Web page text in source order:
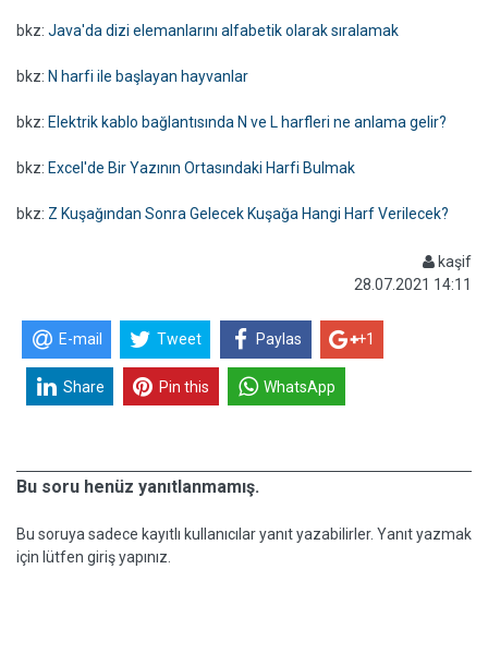
bkz: Java'da dizi elemanlarını alfabetik olarak sıralamak
bkz: N harfi ile başlayan hayvanlar
bkz: Elektrik kablo bağlantısında N ve L harfleri ne anlama gelir?
bkz: Excel'de Bir Yazının Ortasındaki Harfi Bulmak
bkz: Z Kuşağından Sonra Gelecek Kuşağa Hangi Harf Verilecek?
kaşif
28.07.2021 14:11
E-mail Tweet Paylas +1
Share Pin this WhatsApp
Bu soru henüz yanıtlanmamış.
Bu soruya sadece kayıtlı kullanıcılar yanıt yazabilirler. Yanıt yazmak
için lütfen giriş yapınız.